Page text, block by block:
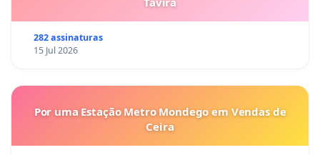
282 assinaturas
15 Jul 2026
Por uma Estação Metro Mondego em Vendas de
Ceira